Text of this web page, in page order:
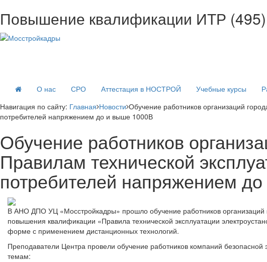
Повышение квалификации ИТР
О нас
СРО Аттестация в НОСТРОЙ Учебные курсы
Навигация по сайту: Главная Новости Обучение работников организаций
потребителей напряжением до и выше 1000В
Обучение работников
Правилам технической
потребителей напряжением
В АНО ДПО УЦ «Мосстройкадры» прошло обучение работников
повышения квалификации «Правила технической эксплуатации
форме с применением дистанционных технологий.
Преподаватели Центра провели обучение работников компаний
темам: